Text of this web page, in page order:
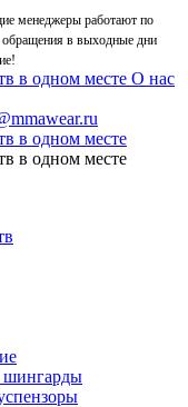
менеджеры работают по
в выходные дни
О нас
шингарды